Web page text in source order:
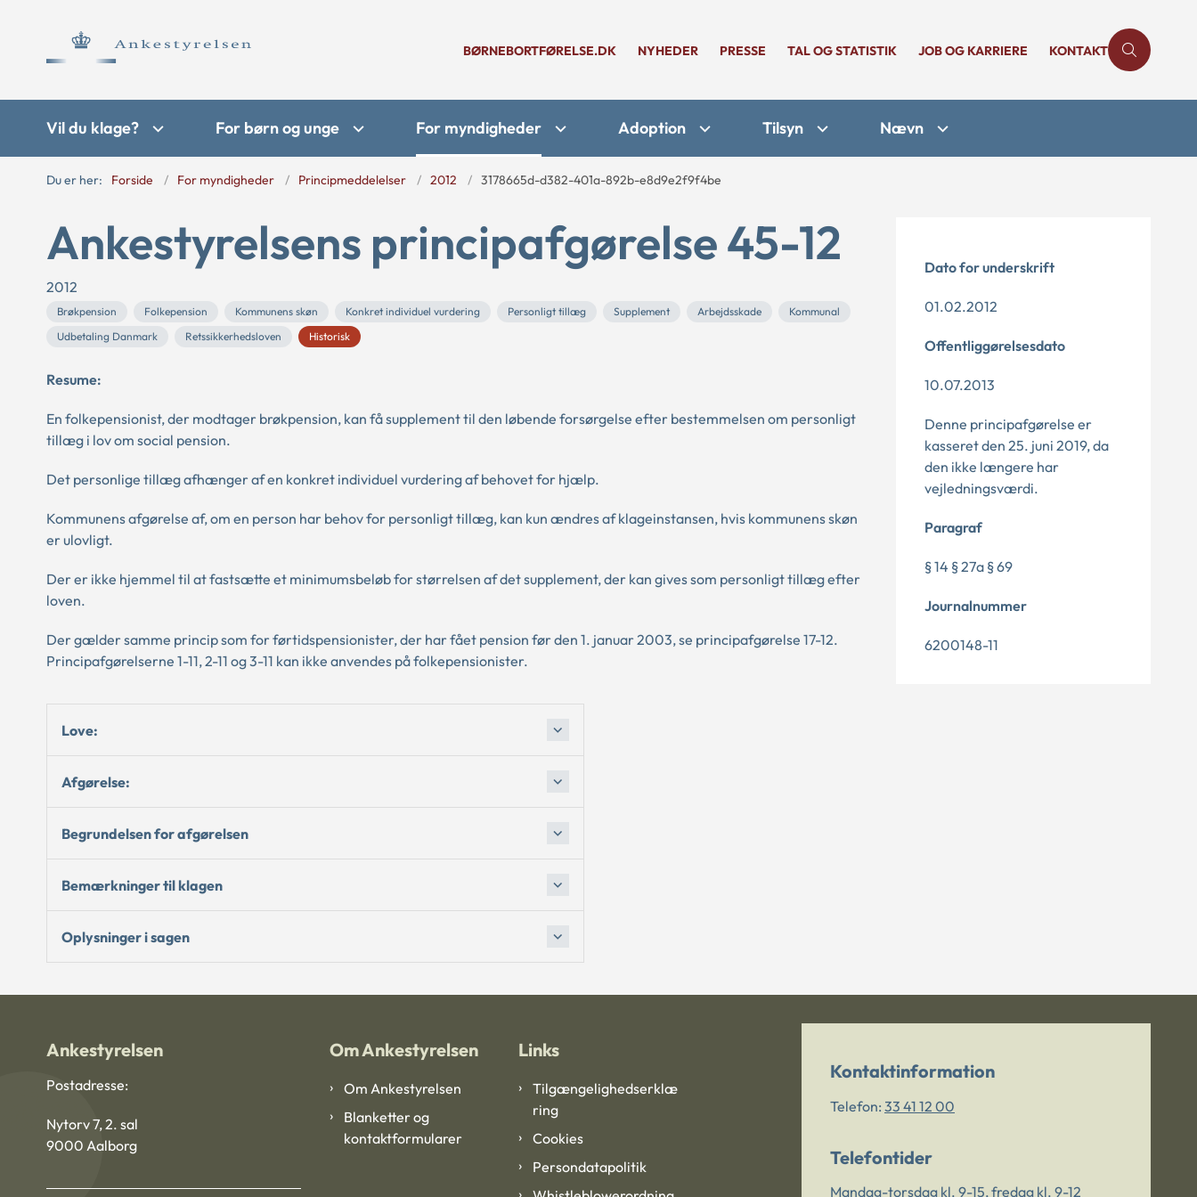
BØRNEBORTFØRELSE.DK NYHEDER PRESSE TAL OG STATISTIK JOB OG KARRIERE KONTAKT
Vil du klage? For børn og unge For myndigheder Adoption Tilsyn Nævn
Du er her: Forside For myndigheder Principmeddelelser 2012 3178665d-d382-401a-892b-e8d9e2f9f4be
Ankestyrelsens principafgørelse 45-12
2012
Brøkpension Folkepension Kommunens skøn Konkret individuel vurdering Personligt tillæg Supplement Arbejdsskade
Kommunal
Udbetaling Danmark
Retssikkerhedsloven Historisk
Resume:
En folkepensionist, der modtager brøkpension, kan få supplement til den løbende forsørgelse efter bestemmelsen om personligt
tillæg i lov om social pension.
Det personlige tillæg afhænger af en konkret individuel vurdering af behovet for hjælp.
Kommunens afgørelse af, om en person har behov for personligt tillæg, kan kun ændres af klageinstansen, hvis kommunens skøn
er ulovligt.
Der er ikke hjemmel til at fastsætte et minimumsbeløb for størrelsen af det supplement, der kan gives som personligt tillæg efter
loven.
Der gælder samme princip som for førtidspensionister, der har fået pension før den 1. januar 2003, se principafgørelse 17-12.
Principafgørelserne 1-11, 2-11 og 3-11 kan ikke anvendes på folkepensionister.
Love:
Afgørelse:
Begrundelsen for afgørelsen
Bemærkninger til klagen
Oplysninger i sagen
Dato for underskrift
01.02.2012
Offentliggørelsesdato
10.07.2013
Denne principafgørelse er
kasseret den 25. juni 2019, da
den ikke længere har
vejledningsværdi.
Paragraf
§ 14 § 27a § 69
Journalnummer
6200148-11
Ankestyrelsen
Postadresse:
Nytorv 7, 2. sal
9000 Aalborg
Om Ankestyrelsen
Om Ankestyrelsen
Blanketter og
kontaktformularer
Links
Tilgængelighedserklæ
ring
Cookies
Persondatapolitik
Kontaktinformation
Telefon: 33 41 12 00
Telefontider
Mandag-torsdag kl. 9-15, fredag kl. 9-12